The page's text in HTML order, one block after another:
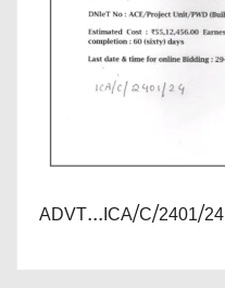
ADVT...ICA/C/2401/24